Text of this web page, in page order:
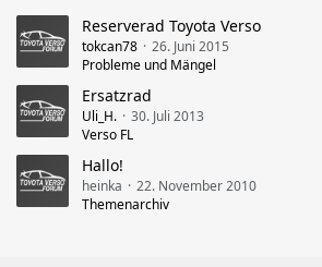
Reserverad Toyota Verso
tokcan78
26. Juni 2015
Probleme und Mängel
Ersatzrad
Uli_H.
30. Juli 2013
Verso FL
Hallo!
heinka
22. November 2010
Themenarchiv